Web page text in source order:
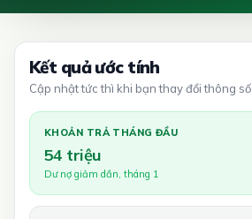
Kết quả ước tính
Cập nhật tức thì khi bạn thay đổi thông số
KHOẢN TRẢ THÁNG ĐẦU
54 triệu
Dư nợ giảm dần, tháng 1